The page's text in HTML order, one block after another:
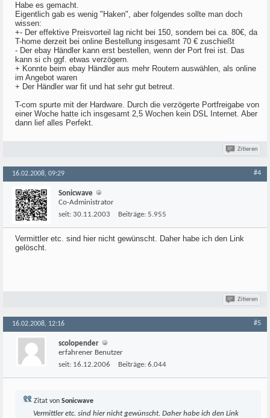
Habe es gemacht.
Eigentlich gab es wenig "Haken", aber folgendes sollte man doch
wissen:
+- Der effektive Preisvorteil lag nicht bei 150, sondern bei ca. 80€, da
T-home derzeit bei online Bestellung insgesamt 70 € zuschießt
- Der ebay Händler kann erst bestellen, wenn der Port frei ist. Das
kann si ch ggf. etwas verzögern.
+ Konnte beim ebay Händler aus mehr Routern auswählen, als online
im Angebot waren
+ Der Händler war fit und hat sehr gut betreut.
T-com spurte mit der Hardware. Durch die verzögerte Portfreigabe von
einer Woche hatte ich insgesamt 2,5 Wochen kein DSL Internet. Aber
dann lief alles Perfekt.
Zitieren
16.02.2008, 09:29 #4
Sonicwave
Co-Administrator
seit: 30.11.2003 Beiträge: 5.955
Vermittler etc. sind hier nicht gewünscht. Daher habe ich den Link
gelöscht.
Zitieren
16.02.2008, 12:16 #5
scolopender
erfahrener Benutzer
seit: 16.12.2006 Beiträge: 6.044
Zitat von Sonicwave
Vermittler etc. sind hier nicht gewünscht. Daher habe ich den Link